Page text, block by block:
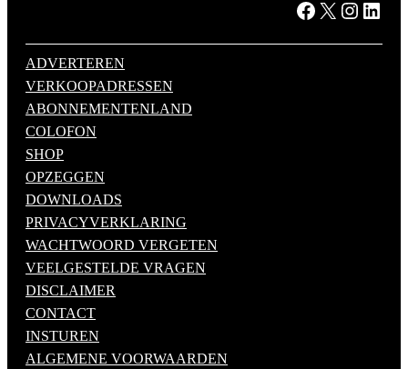
Facebook X Instagram LinkedIn
ADVERTEREN
VERKOOPADRESSEN
ABONNEMENTENLAND
COLOFON
SHOP
OPZEGGEN
DOWNLOADS
PRIVACYVERKLARING
WACHTWOORD VERGETEN
VEELGESTELDE VRAGEN
DISCLAIMER
CONTACT
INSTUREN
ALGEMENE VOORWAARDEN